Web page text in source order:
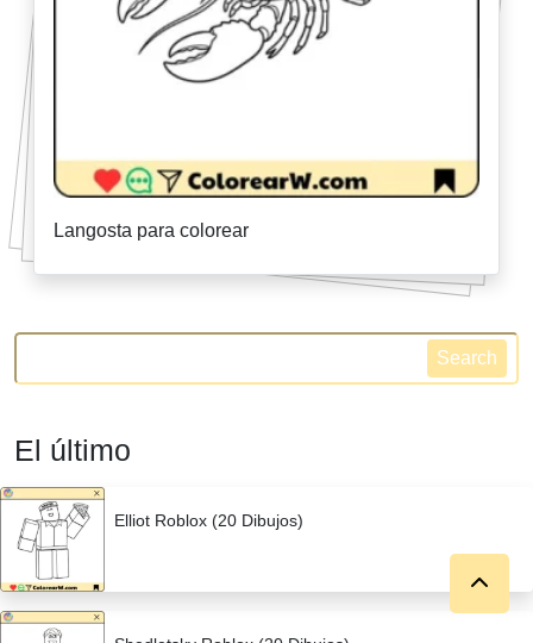
Langosta para colorear
Search
El último
Elliot Roblox (20 Dibujos)